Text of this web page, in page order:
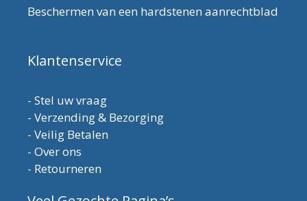
Beschermen van een hardstenen aanrechtblad
Klantenservice
- Stel uw vraag
- Verzending & Bezorging
- Veilig Betalen
- Over ons
- Retourneren